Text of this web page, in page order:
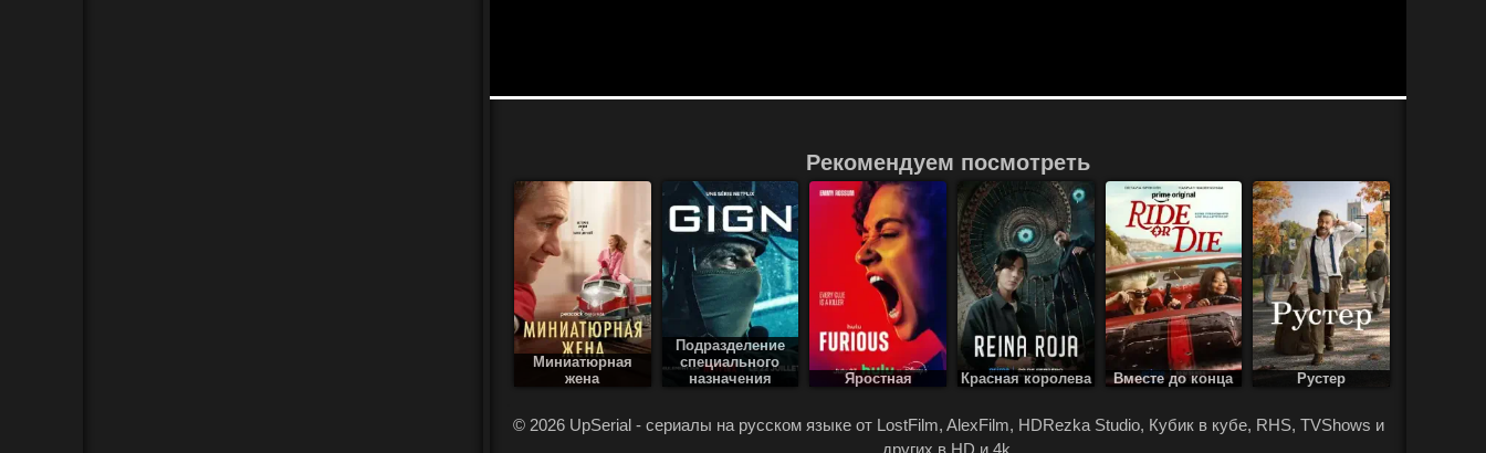
Рекомендуем посмотреть
Миниатюрная
жена
Подразделение
специального
назначения
Яростная Красная королева Вместе до конца Рустер
© 2026 UpSerial - сериалы на русском языке от LostFilm, AlexFilm, HDRezka Studio, Кубик в кубе, RHS, TVShows и
других в HD и 4k.